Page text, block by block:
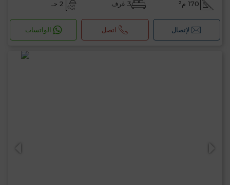
170 م² 3 غرف 2 حـ
لإتصال اتصل الواتساب